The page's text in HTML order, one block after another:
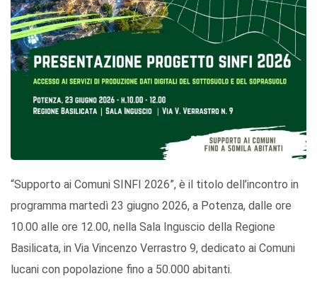
“Supporto ai Comuni SINFI 2026”, è il titolo dell’incontro in
programma martedì 23 giugno 2026, a Potenza, dalle ore
10.00 alle ore 12.00, nella Sala Inguscio della Regione
Basilicata, in Via Vincenzo Verrastro 9, dedicato ai Comuni
lucani con popolazione fino a 50.000 abitanti.